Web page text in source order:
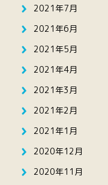
2021年7月
2021年6月
2021年5月
2021年4月
2021年3月
2021年2月
2021年1月
2020年12月
2020年11月